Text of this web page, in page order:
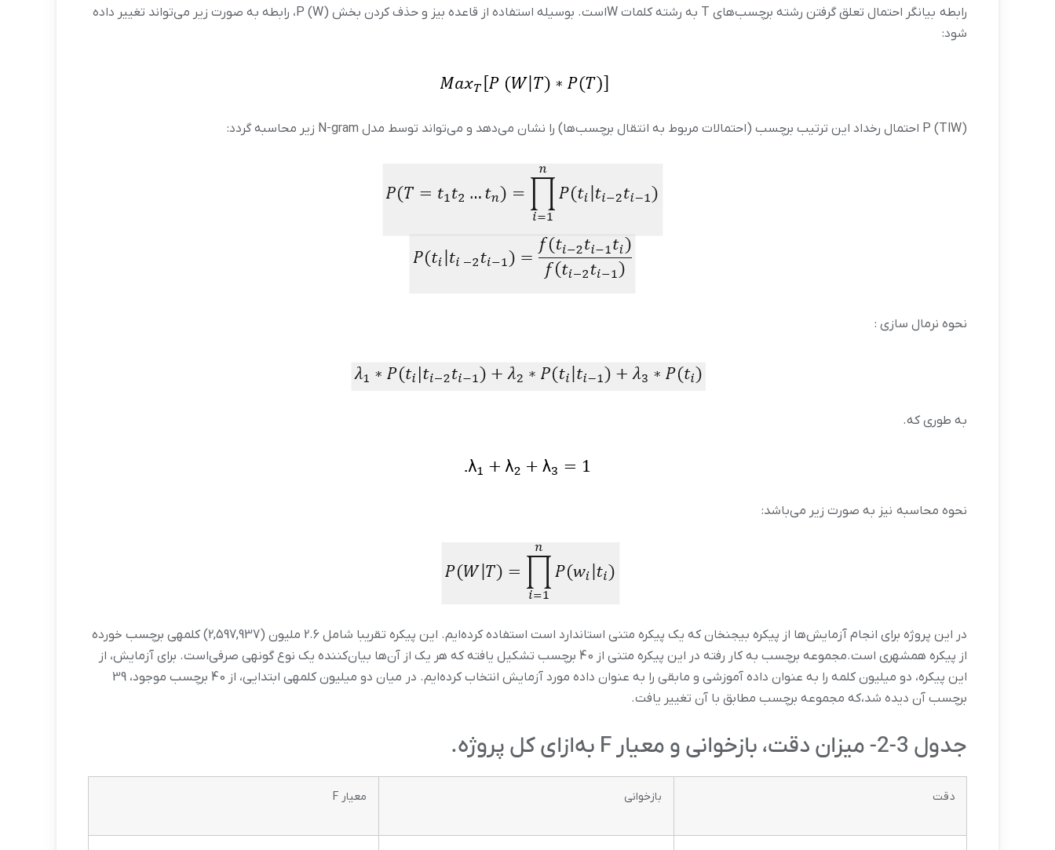
رابطه بیانگر احتمال تعلق گرفتن رشته برچسب‌های T به رشته کلمات Wاست. بوسیله استفاده از قاعده بیز و حذف کردن بخش P (W)، رابطه به صورت زیر می‌تواند تغییر داده
شود:
P (TlW) احتمال رخداد‌ این ترتیب برچسب (احتمالات مربوط به انتقال برچسب‌ها) را نشان می‌دهد و می‌تواند توسط مدل N-gram زیر محاسبه ‌گردد:
نحوه نرمال سازی :
به طوری که.
نحوه محاسبه نیز به صورت زیر می‌باشد:
در این پروژه برای انجام آزمایش‌ها از پیکره بیجن‏خان که یک پیکره متنی استاندارد است استفاده کرده‌ایم. این پیکره تقریبا شامل 2.6 ملیون (2,597,937) کلمه‏ی برچسب خورده
از پیکره همشهری است.مجموعه برچسب به کار رفته در این پیکره متنی از 40 برچسب تشکیل یافته که هر یک از آن‌ها بیان‌کننده یک نوع گونه‏ی صرفی‌است. برای آزمایش، از
این پیکره، دو میلیون کلمه را به عنوان داده آموزشی و مابقی را به عنوان داده مورد آزمایش انتخاب کرده‌‏ایم. در میان دو میلیون کلمه‏ی ابتدایی، از 40 برچسب موجود، 39
برچسب آن دیده شد،که مجموعه برچسب مطابق با آن تغییر یافت.
جدول 3-2- میزان دقت، بازخوانی و معیار F به‌ازای کل پروژه.
دقت بازخوانی معیار F